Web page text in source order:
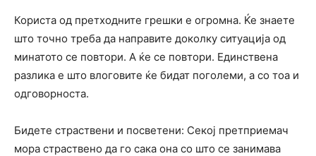
Користа од претходните грешки е огромна. Ќе знаете
што точно треба да направите доколку ситуација од
минатото се повтори. А ќе се повтори. Единствена
разлика е што влоговите ќе бидат поголеми, а со тоа и
одговорноста.
Бидете страствени и посветени: Секој претприемач
мора страствено да го сака она со што се занимава